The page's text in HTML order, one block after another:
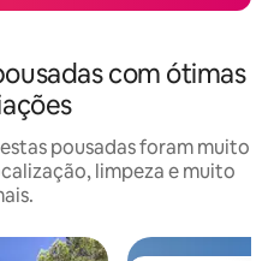
com ótimas
pousadas foram muito
limpeza e muito